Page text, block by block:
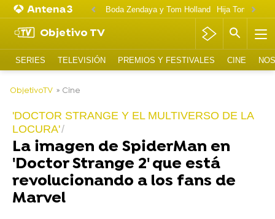
Boda Zendaya y Tom Holland Hija Tom
Objetivo TV
SERIES TELEVISIÓN PREMIOS Y FESTIVALES CINE
ObjetivoTV » Cine
'DOCTOR STRANGE Y EL MULTIVERSO DE LA
LOCURA'
La imagen de SpiderMan en
'Doctor Strange 2' que está
revolucionando a los fans de
Marvel